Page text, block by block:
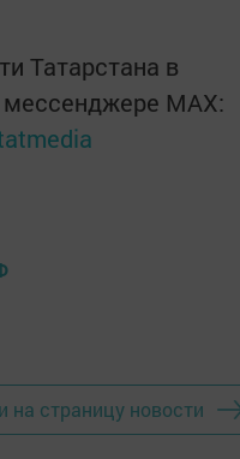
Татарстана в
MАХ:
на страницу новости